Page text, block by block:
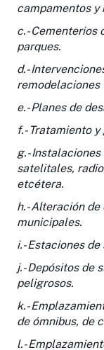
campamentos y
c.- Cementerios
parques.
d.-
remodelaciones
e.- Planes de
f.- Tratamiento
g.-
satelitales,
etcétera.
h.- Alteración
municipales.
i.- Estaciones
j.- Depósitos de
peligrosos.
k.-
de ómnibus, de
l.-